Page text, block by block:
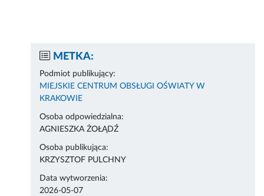
METKA:
Podmiot publikujący:
MIEJSKIE CENTRUM OBSŁUGI OŚWIATY W
KRAKOWIE
Osoba odpowiedzialna:
AGNIESZKA ŻOŁĄDŹ
Osoba publikująca:
KRZYSZTOF PULCHNY
Data wytworzenia:
2026-05-07